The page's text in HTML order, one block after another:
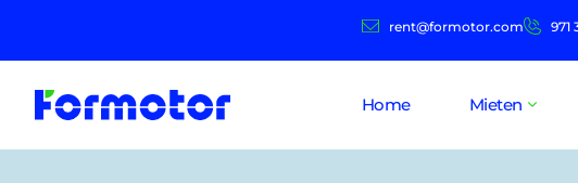
rent@formotor.com 971
Home Mieten